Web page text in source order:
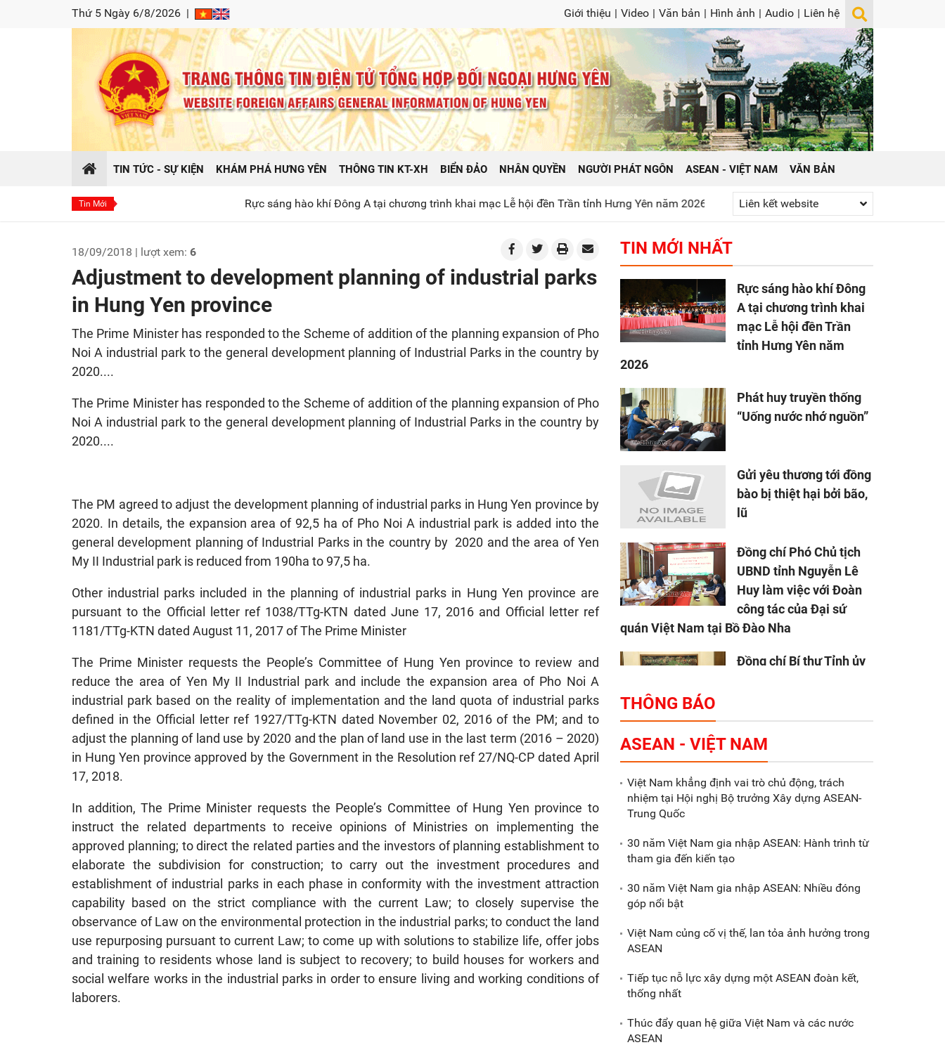
Thứ 5 Ngày 6/8/2026 | Giới thiệu | Video | Văn bản | Hình ảnh | Audio | Liên hệ
TIN TỨC - SỰ KIỆN KHÁM PHÁ HƯNG YÊN THÔNG TIN KT-XH BIỂN ĐẢO NHÂN QUYỀN NGƯỜI PHÁT NGÔN ASEAN - VIỆT NAM VĂN BẢN
Tin Mới Rực sáng hào khí Đông A tại chương trình khai mạc Lễ hội đền Trần tỉnh Hưng Yên năm 2026 Phát huy truyền thống “Uống nước nhớ nguồn”
Liên kết website
18/09/2018 | lượt xem: 6
Adjustment to development planning of industrial parks
in Hung Yen province
The Prime Minister has responded to the Scheme of addition of the planning expansion of Pho
Noi A industrial park to the general development planning of Industrial Parks in the country by
2020....
The Prime Minister has responded to the Scheme of addition of the planning expansion of Pho
Noi A industrial park to the general development planning of Industrial Parks in the country by
2020....
The PM agreed to adjust the development planning of industrial parks in Hung Yen province by
2020. In details, the expansion area of 92,5 ha of Pho Noi A industrial park is added into the
general development planning of Industrial Parks in the country by 2020 and the area of Yen
My II Industrial park is reduced from 190ha to 97,5 ha.
Other industrial parks included in the planning of industrial parks in Hung Yen province are
pursuant to the Official letter ref 1038/TTg-KTN dated June 17, 2016 and Official letter ref
1181/TTg-KTN dated August 11, 2017 of The Prime Minister
The Prime Minister requests the People’s Committee of Hung Yen province to review and
reduce the area of Yen My II Industrial park and include the expansion area of Pho Noi A
industrial park based on the reality of implementation and the land quota of industrial parks
defined in the Official letter ref 1927/TTg-KTN dated November 02, 2016 of the PM; and to
adjust the planning of land use by 2020 and the plan of land use in the last term (2016 – 2020)
in Hung Yen province approved by the Government in the Resolution ref 27/NQ-CP dated April
17, 2018.
In addition, The Prime Minister requests the People’s Committee of Hung Yen province to
instruct the related departments to receive opinions of Ministries on implementing the
approved planning; to direct the related parties and the investors of planning establishment to
elaborate the subdivision for construction; to carry out the investment procedures and
establishment of industrial parks in each phase in conformity with the investment attraction
capability based on the strict compliance with the current Law; to closely supervise the
observance of Law on the environmental protection in the industrial parks; to conduct the land
use repurposing pursuant to current Law; to come up with solutions to stabilize life, offer jobs
and training to residents whose land is subject to recovery; to build houses for workers and
social welfare works in the industrial parks in order to ensure living and working conditions of
laborers.
TIN MỚI NHẤT
Rực sáng hào khí Đông
A tại chương trình khai
mạc Lễ hội đền Trần
tỉnh Hưng Yên năm
2026
Phát huy truyền thống
“Uống nước nhớ nguồn”
Gửi yêu thương tới đồng
bào bị thiệt hại bởi bão,
lũ
Đồng chí Phó Chủ tịch
UBND tỉnh Nguyễn Lê
Huy làm việc với Đoàn
công tác của Đại sứ
quán Việt Nam tại Bồ Đào Nha
Đồng chí Bí thư Tỉnh ủy
đoàn Makara Capital
Partners
nước 9 tháng đầu năm
2025 đạt trên 70.600 tỷ
các doanh nghiệp,
doanh nghiệp
THÔNG BÁO
ASEAN - VIỆT NAM
Việt Nam khẳng định vai trò chủ động, trách
nhiệm tại Hội nghị Bộ trưởng Xây dựng ASEAN-
Trung Quốc
30 năm Việt Nam gia nhập ASEAN: Hành trình từ
tham gia đến kiến tạo
30 năm Việt Nam gia nhập ASEAN: Nhiều đóng
góp nổi bật
Việt Nam củng cố vị thế, lan tỏa ảnh hưởng trong
ASEAN
Tiếp tục nỗ lực xây dựng một ASEAN đoàn kết,
thống nhất
Thúc đẩy quan hệ giữa Việt Nam và các nước
ASEAN